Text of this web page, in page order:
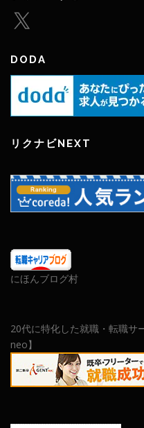
X
DODA
リクナビNEXT
にほんブログ村
20代に特化した就職・転職サ
neo】